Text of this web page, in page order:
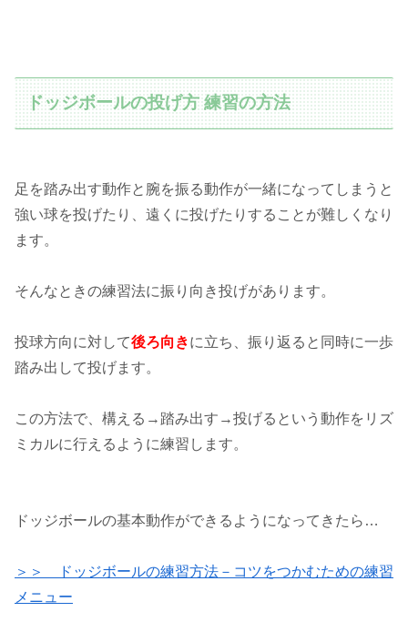
ドッジボールの投げ方 練習の方法
足を踏み出す動作と腕を振る動作が一緒になってしまうと
強い球を投げたり、遠くに投げたりすることが難しくなり
ます。
そんなときの練習法に振り向き投げがあります。
投球方向に対して後ろ向きに立ち、振り返ると同時に一歩
踏み出して投げます。
この方法で、構える→踏み出す→投げるという動作をリズ
ミカルに行えるように練習します。
ドッジボールの基本動作ができるようになってきたら…
＞＞ ドッジボールの練習方法－コツをつかむための練習
メニュー